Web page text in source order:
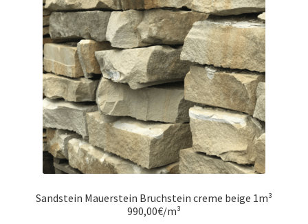
Sandstein Mauerstein Bruchstein creme beige 1m³
990,00€/m³